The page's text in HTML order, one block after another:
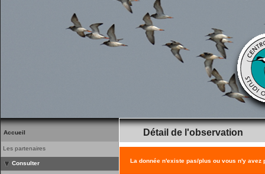
Accueil
Les partenaires
Consulter
Détail de l'observation
La donnée n'existe pas/plus ou vous n'y avez